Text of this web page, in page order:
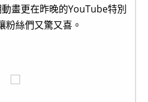
畫更在昨晚的YouTube特別
粉絲們又驚又喜。